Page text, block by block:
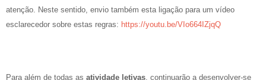
atenção. Neste sentido, envio também esta ligação para um vídeo
esclarecedor sobre estas regras: https://youtu.be/VIo664IZjqQ
Para além de todas as atividade letivas, continuarão a desenvolver-se